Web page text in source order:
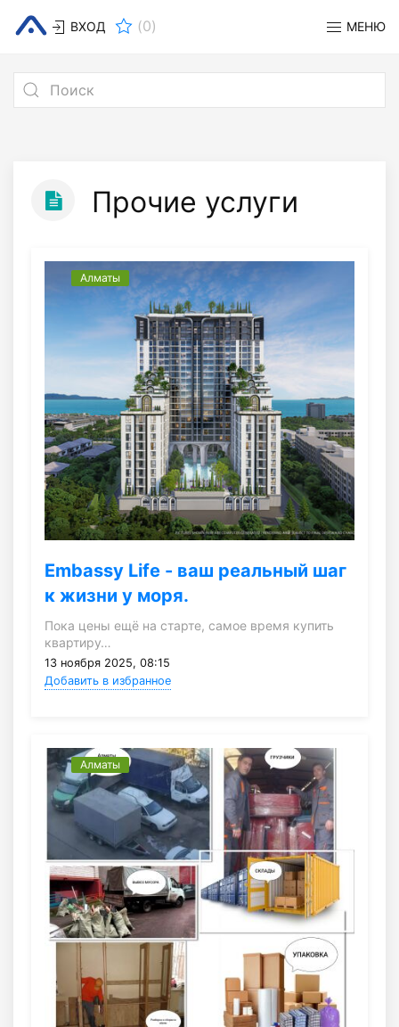
ВХОД (0) МЕНЮ
Прочие услуги
Алматы
Embassy Life - ваш реальный шаг
к жизни у моря.
Пока цены ещё на старте, самое время купить
квартиру…
13 ноября 2025, 08:15
Добавить в избранное
Алматы